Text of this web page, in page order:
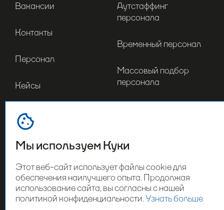
Мы используем Куки
Этот веб-сайт использует файлы cookie для
обеспечения наилучшего опыта. Продолжая
использование сайта, вы согласны с нашей
политикой конфиденциальности.Узнать больше
Вакансии
Контакты
Персонал
Кейсы
Отрасли
Аутстаффинг
персонала
Временный персонал
Массовый подбор
персонала
Оставьте свои контакты
СВЯЗАТЬСЯ С НАМИ